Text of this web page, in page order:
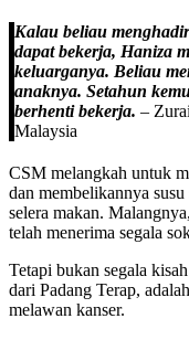
Kalau beliau
dapat bekerja, Haniza
keluarganya. Beliau
anaknya. Setahun
berhenti bekerja. –
Malaysia
CSM melangkah untuk
dan membelikannya
selera makan.
telah menerima segala
Tetapi bukan segala
dari Padang Terap,
melawan kanser.